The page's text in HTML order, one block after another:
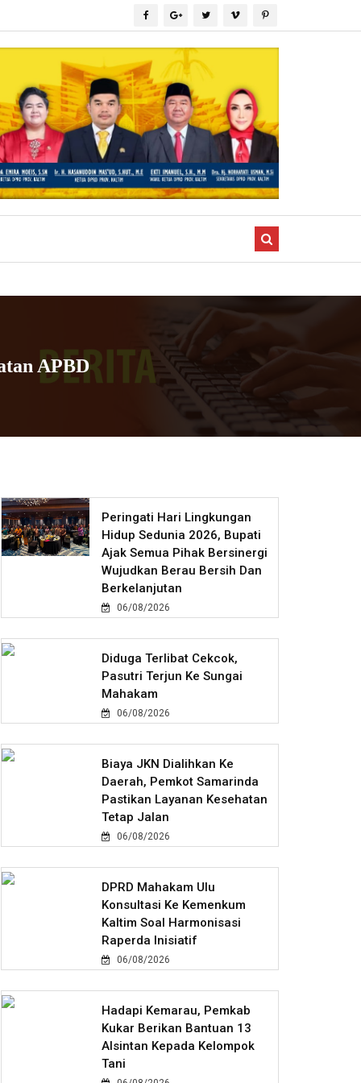
APBD
Peringati Hari Lingkungan
Hidup Sedunia 2026, Bupati
Ajak Semua Pihak Bersinergi
Wujudkan Berau Bersih Dan
Berkelanjutan
06/08/2026
Diduga Terlibat Cekcok,
Pasutri Terjun Ke Sungai
Mahakam
06/08/2026
Biaya JKN Dialihkan Ke
Daerah, Pemkot Samarinda
Pastikan Layanan Kesehatan
Tetap Jalan
06/08/2026
DPRD Mahakam Ulu
Konsultasi Ke Kemenkum
Kaltim Soal Harmonisasi
Raperda Inisiatif
06/08/2026
Hadapi Kemarau, Pemkab
Kukar Berikan Bantuan 13
Alsintan Kepada Kelompok
Tani